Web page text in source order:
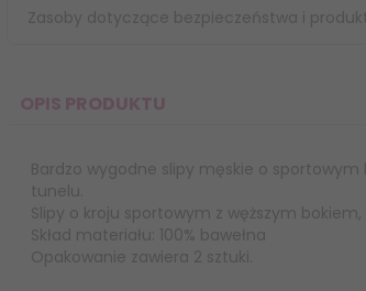
Zasoby dotyczące bezpieczeństwa i
OPIS PRODUKTU
Bardzo wygodne slipy męskie o
tunelu.
Slipy o kroju sportowym z węższym
Skład materiału: 100% bawełna
Opakowanie zawiera 2 sztuki.